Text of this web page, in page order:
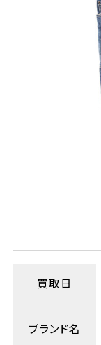
買取日
ブランド名